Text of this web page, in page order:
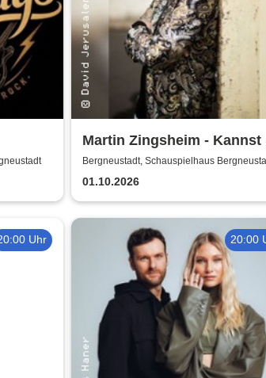
Martin Zingsheim - Kannst
Dir Nicht Ausdenken
Bergneustadt, Schauspielhaus
01.10.2026
Uhr 20:00